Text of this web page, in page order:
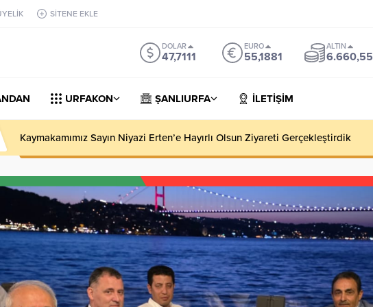
SİTENE EKLE
DOLAR
47,7111
EURO
55,1881
ALTIN
6.660,55
URFAKON ŞANLIURFA İLETİŞİM
Kaymakamımız Sayın Niyazi Erten’e Hayırlı Olsun Ziyareti Gerçekleştirdik